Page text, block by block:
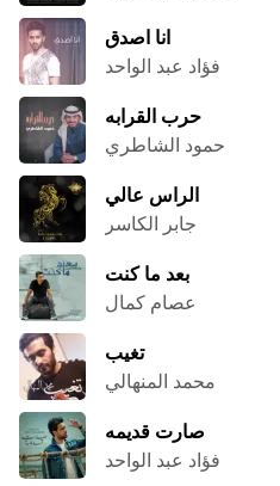
انا اصدق
فؤاد عبد الواحد
حرب القرابه
حمود الشاطري
الراس عالي
جابر الكاسر
بعد ما كنت
عصام كمال
تغيب
محمد المنهالي
صارت قديمه
فؤاد عبد الواحد